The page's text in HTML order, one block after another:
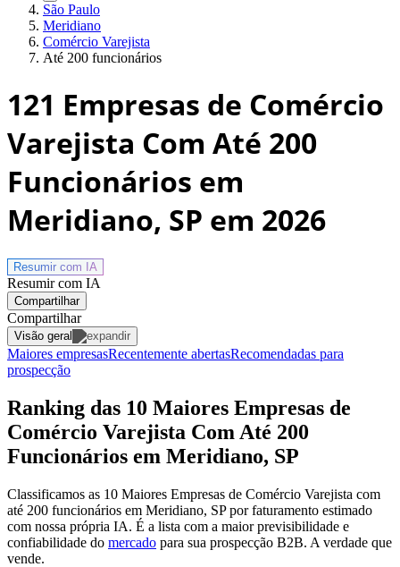
São Paulo
Meridiano
Comércio Varejista
Até 200 funcionários
121 Empresas de Comércio
Varejista Com Até 200
Funcionários em
Meridiano, SP em 2026
Resumir com IA
Resumir com IA
Compartilhar
Compartilhar
Visão geral
Maiores empresasRecentemente abertasRecomendadas para
prospecção
Ranking das 10 Maiores Empresas de
Comércio Varejista Com Até 200
Funcionários em Meridiano, SP
Classificamos as 10 Maiores Empresas de Comércio Varejista com
até 200 funcionários em Meridiano, SP por faturamento estimado
com nossa própria IA. É a lista com a maior previsibilidade e
confiabilidade do mercado para sua prospecção B2B. A verdade que
vende.